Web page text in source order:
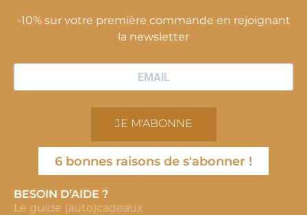
-10% sur votre première commande en rejoignant
la newsletter
JE M'ABONNE
6 bonnes raisons de s'abonner !
BESOIN D’AIDE ?
Le guide (auto)cadeaux